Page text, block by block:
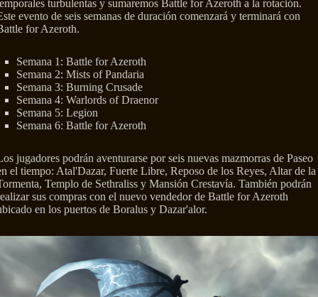
turbulentas y sumaremos Battle for Azeroth a la rotación.
evento de seis semanas de duración comenzará y terminará con
for Azeroth.
Semana 1: Battle for Azeroth
Semana 2: Mists of Pandaria
Semana 3: Burning Crusade
Semana 4: Warlords of Draenor
Semana 5: Legion
Semana 6: Battle for Azeroth
jugadores podrán aventurarse por seis nuevas mazmorras de Paseo
el tiempo: Atal'Dazar, Fuerte Libre, Reposo de los Reyes, Altar de la
Templo de Sethraliss y Mansión Crestavía. También podrán
sus compras con el nuevo vendedor de Battle for Azeroth
en los puertos de Boralus y Dazar'alor.